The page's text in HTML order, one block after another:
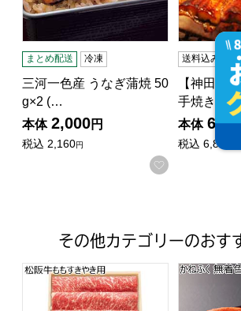
まとめ配送 冷凍
三河一色産 うなぎ蒲焼 50
g×2 (…
本体 2,000円
税込 2,160円
お気に入りに
送料込み
【神田明
手焼きう
本体
税込 6,804
その他カテゴリーのおす
】【MK】
・エルスイーツセット【おいしいお取り
松阪牛ももすきやき用【夏の贈りもの
かねふく